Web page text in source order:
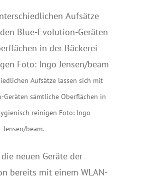
Aufsätze lassen sich mit
sämtliche Oberflächen in
reinigen Foto: Ingo
Jensen/beam.
neuen Geräte der
bereits mit einem WLAN-